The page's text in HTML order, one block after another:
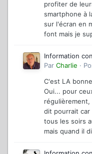
profiter de
smartphone à
sur l'écran en
font mais je
Information
Par Charlie ·
C'est LA
Oui... pour
régulièrement,
dit pourrait car
tous les soirs
mais quand il